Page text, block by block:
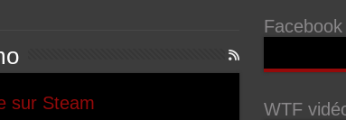
sur Steam
Facebook
WTF